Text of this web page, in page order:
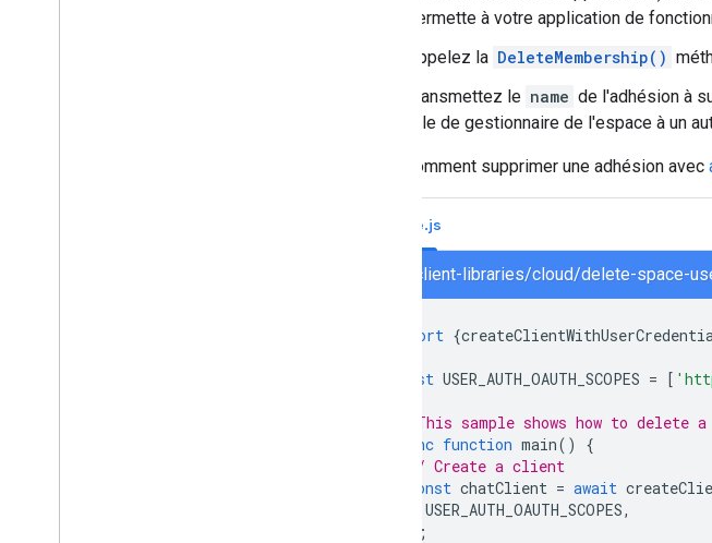
permette à votre application de
Appelez la DeleteMembership()
Transmettez le name de l'adhésion à
rôle de gestionnaire de l'espace à un
Voici comment supprimer une adhésion avec
Node.js
chat/client-libraries/cloud/delete-space-
import {
const USER_AUTH_OAUTH_SCOPES = [
// This sample shows how to delete
async function main()
{
// Create a client
const chatClient = await
USER_AUTH_OAUTH_SCOPES,
);